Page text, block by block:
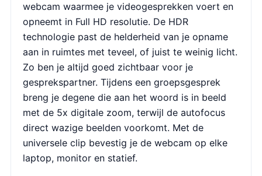
webcam waarmee je videogesprekken voert en
opneemt in Full HD resolutie. De HDR
technologie past de helderheid van je opname
aan in ruimtes met teveel, of juist te weinig licht.
Zo ben je altijd goed zichtbaar voor je
gesprekspartner. Tijdens een groepsgesprek
breng je degene die aan het woord is in beeld
met de 5x digitale zoom, terwijl de autofocus
direct wazige beelden voorkomt. Met de
universele clip bevestig je de webcam op elke
laptop, monitor en statief.